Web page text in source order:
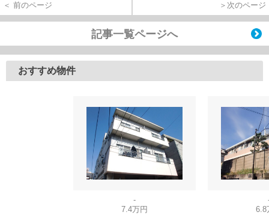
＜ 前のページ ＞次のページ
記事一覧ページへ
おすすめ物件
-
7.4万円
6.8